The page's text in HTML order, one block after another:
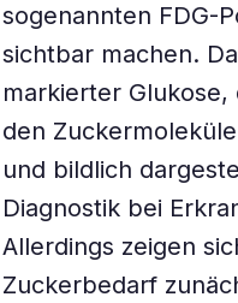
sogenannten FDG-
sichtbar machen.
markierter
den
und bildlich
Diagnostik bei
Allerdings zeigen
Zuckerbedarf